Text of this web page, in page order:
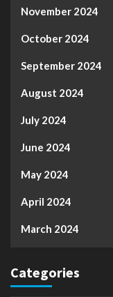
November 2024
October 2024
September 2024
August 2024
July 2024
June 2024
May 2024
April 2024
March 2024
Categories